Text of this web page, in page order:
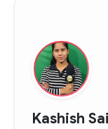
Kashish